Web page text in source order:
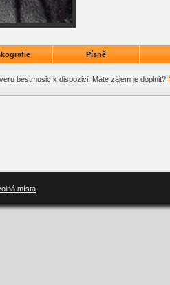
Písně
bestmusic k dispozici. Máte zájem je doplnit?
místa